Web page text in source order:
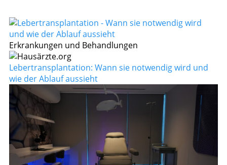
Erkrankungen und Behandlungen
Lebertransplantation: Wann sie notwendig wird und
wie der Ablauf aussieht